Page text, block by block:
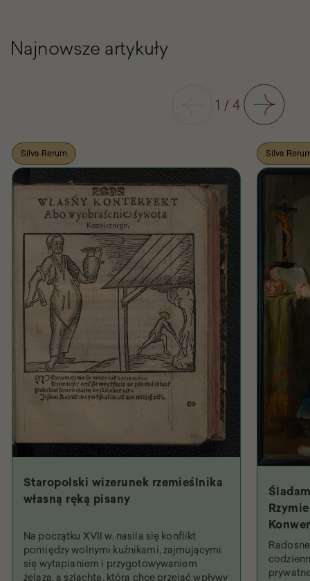
Najnowsze artykuły
1 /4 Następny
Silva Rerum
Staropolski wizerunek rzemieślnika
własną ręką pisany
Na początku XVII w. nasila się konflikt
pomiędzy wolnymi kuźnikami, zajmującymi
się wytapianiem i przygotowywaniem
żelaza, a szlachtą, która chce przejąć wpływy
Silva